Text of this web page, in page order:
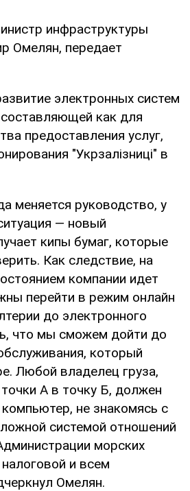
инфраструктуры
Омелян, передает
электронных систем
как для
предоставления услуг,
"Укрзалізниці" в
меняется руководство, у
— новый
кипы бумаг, которые
Как следствие, на
компании идет
перейти в режим онлайн
до электронного
что мы сможем дойти до
который
Любой владелец груза,
А в точку Б, должен
не знакомясь с
системой отношений
морских
и всем
Омелян.